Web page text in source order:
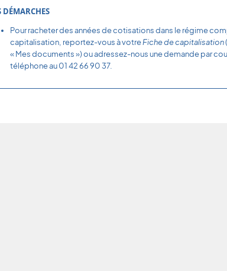
DÉMARCHES
Pour racheter des années de cotisations dans le régime
capitalisation, reportez-vous à votreFiche de capitalisation
« Mes documents ») ou adressez-nous une demande par
téléphone au 01 42 66 90 37.